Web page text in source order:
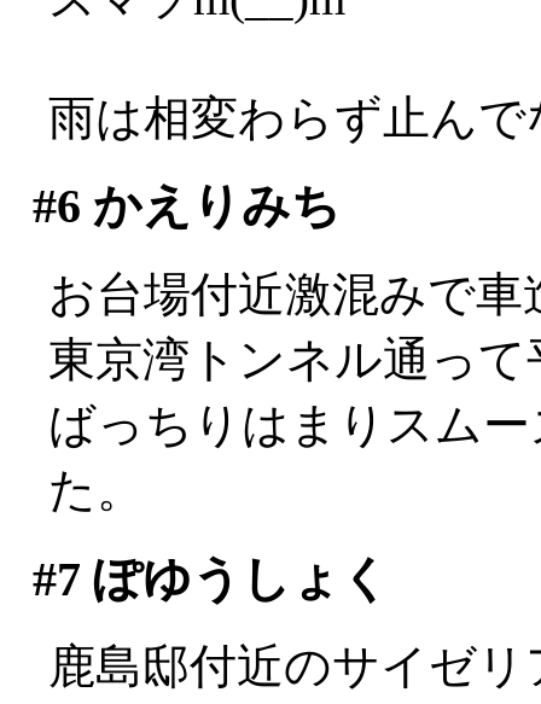
雨は相変わらず止ん
#6 かえりみち
お台場付近激混みで車
東京湾トンネル通っ
ばっちりはまりスム
た。
#7 ぽゆうしょく
鹿島邸付近のサイゼ